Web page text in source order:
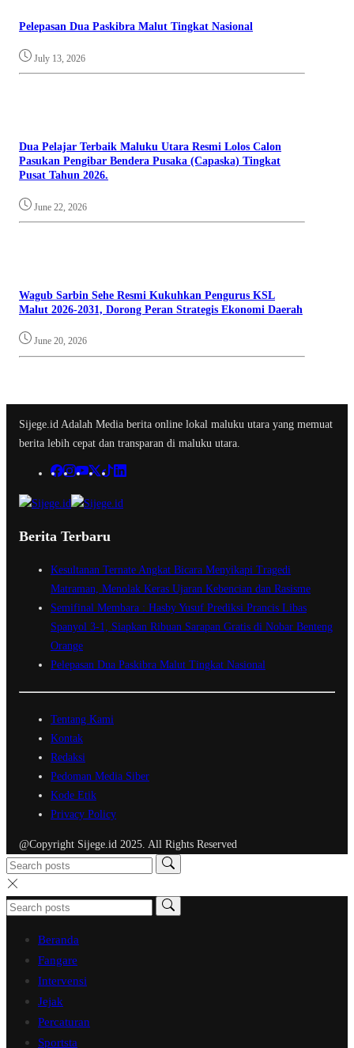
Pelepasan Dua Paskibra Malut Tingkat Nasional
July 13, 2026
Dua Pelajar Terbaik Maluku Utara Resmi Lolos Calon
Pasukan Pengibar Bendera Pusaka (Capaska) Tingkat
Pusat Tahun 2026.
June 22, 2026
Wagub Sarbin Sehe Resmi Kukuhkan Pengurus KSL
Malut 2026-2031, Dorong Peran Strategis Ekonomi Daerah
June 20, 2026
Sijege.id Adalah Media berita online lokal maluku utara yang memuat
berita lebih cepat dan transparan di maluku utara.
Berita Terbaru
Kesultanan Ternate Angkat Bicara Menyikapi Tragedi
Matraman, Menolak Keras Ujaran Kebencian dan Rasisme
Semifinal Membara : Hasby Yusuf Prediksi Prancis Libas
Spanyol 3-1, Siapkan Ribuan Sarapan Gratis di Nobar Benteng
Orange
Pelepasan Dua Paskibra Malut Tingkat Nasional
Tentang Kami
Kontak
Redaksi
Pedoman Media Siber
Kode Etik
Privacy Policy
@Copyright Sijege.id 2025. All Rights Reserved
Beranda
Fangare
Intervensi
Jejak
Percaturan
Sportsta